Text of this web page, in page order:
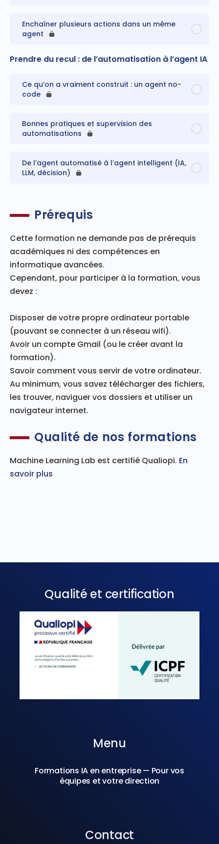
Enchaîner plusieurs actions dans un même
agent
Prendre du recul : de l’automatisation à l’agent IA
Ce qu’on a vraiment construit : un agent no-
code
Bonnes pratiques et supervision des
automatisations
De l’agent automatisé à l’agent intelligent (IA,
LLM, décision)
Prérequis
Cette formation ne demande pas de prérequis
académiques ni des compétences en
informatique avancées.
Cependant, pour participer à la formation, vous
devez :
Disposer de votre propre ordinateur portable
(pouvant se connecter à un réseau wifi).
Avoir un compte Gmail (ou le créer avant la
formation).
Savoir comment vous servir de votre ordinateur.
Au minimum, vous savez télécharger des fichiers,
les trouver, naviguer vos dossiers et utiliser un
navigateur internet.
Qualité de nos formations
Machine Learning Lab est certifié Qualiopi. En
savoir plus
Qualité et certification
Menu
Formations IA en entreprise — Pour vos
équipes et votre direction
Contact